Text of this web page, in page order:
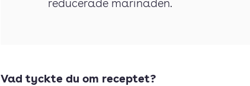
reducerade marinaden.
Vad tyckte du om receptet?